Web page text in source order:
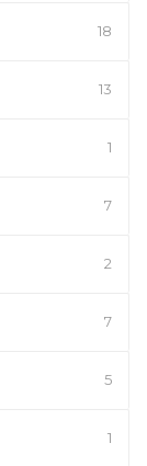
18
13
1
7
2
7
5
1